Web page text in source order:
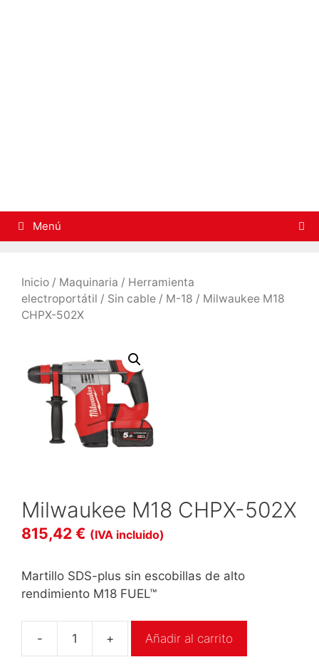
Menú
Inicio / Maquinaria / Herramienta
electroportátil / Sin cable / M-18 / Milwaukee M18
CHPX-502X
Milwaukee M18 CHPX-502X
815,42€ (IVA incluido)
Martillo SDS-plus sin escobillas de alto
rendimiento M18 FUEL™
-
Milwaukee
+ Añadir al carrito